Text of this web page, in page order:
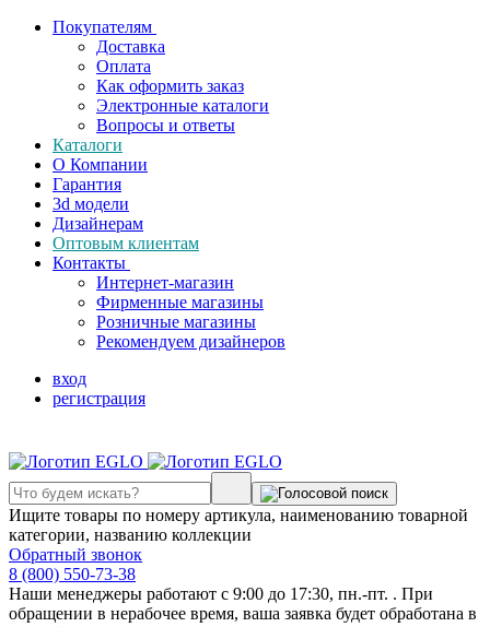
Покупателям
Доставка
Оплата
Как оформить заказ
Электронные каталоги
Вопросы и ответы
Каталоги
О Компании
Гарантия
3d модели
Дизайнерам
Оптовым клиентам
Контакты
Интернет-магазин
Фирменные магазины
Розничные магазины
Рекомендуем дизайнеров
вход
регистрация
Ищите товары по номеру артикула, наименованию товарной
категории, названию коллекции
Обратный звонок
8 (800) 550-73-38
Наши менеджеры работают с 9:00 до 17:30, пн.-пт. . При
обращении в нерабочее время, ваша заявка будет обработана в